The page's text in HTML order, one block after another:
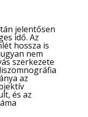
jelentősen
idő. Az
hossza is
nem
szerkezete
az
és az